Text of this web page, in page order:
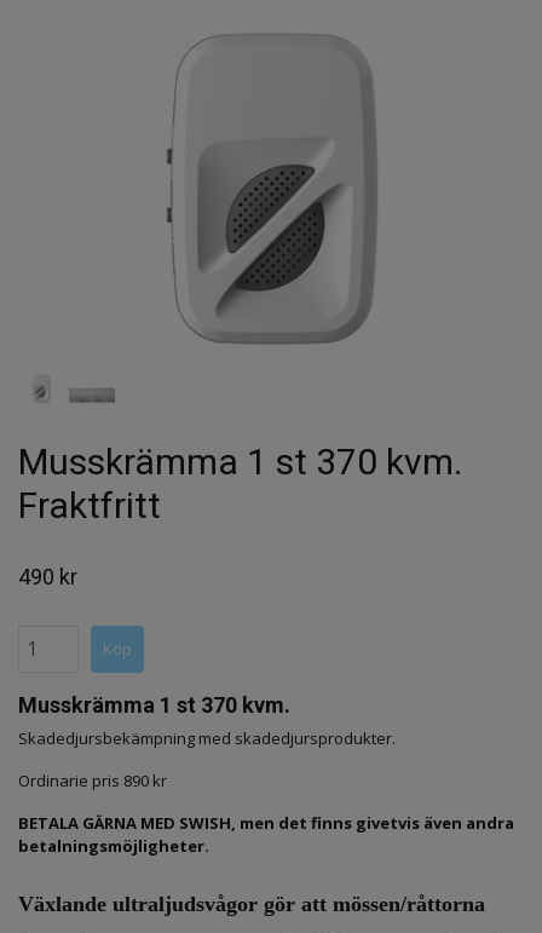
Musskrämma 1 st 370 kvm.
Fraktfritt
490 kr
Musskrämma 1 st 370 kvm.
Skadedjursbekämpning med skadedjursprodukter.
Ordinarie pris 890 kr
BETALA GÄRNA MED SWISH, men det finns givetvis även andra
betalningsmöjligheter.
Växlande ultraljudsvågor gör att mössen/råttorna